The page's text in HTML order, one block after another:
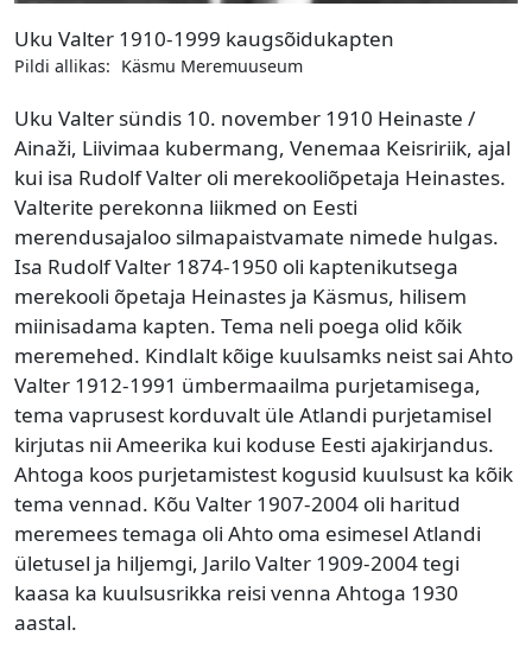
Uku Valter 1910-1999 kaugsõidukapten
Pildi allikas: Käsmu Meremuuseum
Uku Valter sündis 10. november 1910 Heinaste /
Ainaži, Liivimaa kubermang, Venemaa Keisririik, ajal
kui isa Rudolf Valter oli merekooliõpetaja Heinastes.
Valterite perekonna liikmed on Eesti
merendusajaloo silmapaistvamate nimede hulgas.
Isa Rudolf Valter 1874-1950 oli kaptenikutsega
merekooli õpetaja Heinastes ja Käsmus, hilisem
miinisadama kapten. Tema neli poega olid kõik
meremehed. Kindlalt kõige kuulsamks neist sai Ahto
Valter 1912-1991 ümbermaailma purjetamisega,
tema vaprusest korduvalt üle Atlandi purjetamisel
kirjutas nii Ameerika kui koduse Eesti ajakirjandus.
Ahtoga koos purjetamistest kogusid kuulsust ka kõik
tema vennad. Kõu Valter 1907-2004 oli haritud
meremees temaga oli Ahto oma esimesel Atlandi
ületusel ja hiljemgi, Jarilo Valter 1909-2004 tegi
kaasa ka kuulsusrikka reisi venna Ahtoga 1930
aastal.